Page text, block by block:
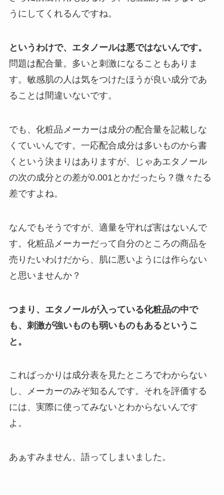
うにしてくれるんですね。
というわけで、エタノールは悪ではないんです。
問題は配合量。多いと刺激になることもありま
す。敏感肌の人は気をつけたほうが良い成分であ
ることは間違いないです。
でも、化粧品メーカーは成分の配合量を記載しな
くていいんです。一応配合成分は多いものから書
くという決まりはありますが、じゃあエタノール
の次の成分との差が0.001とかだったら？微々たる
差ですよね。
なんでもそうですが、適量を守れば害はないんで
す。化粧品メーカーだって自分のところの商品を
売りたいわけだから、肌に悪いようには作らない
と思いませんか？
つまり、エタノールが入っている化粧品の中で
も、刺激が強いものも弱いものもあるというこ
と。
こればっかりは成分表を見たところでわからない
し、メーカーのみぞ知るんです。それを評価する
には、実際に使ってみないとわからないんです
よ。
あぁすみません、語ってしまいました。